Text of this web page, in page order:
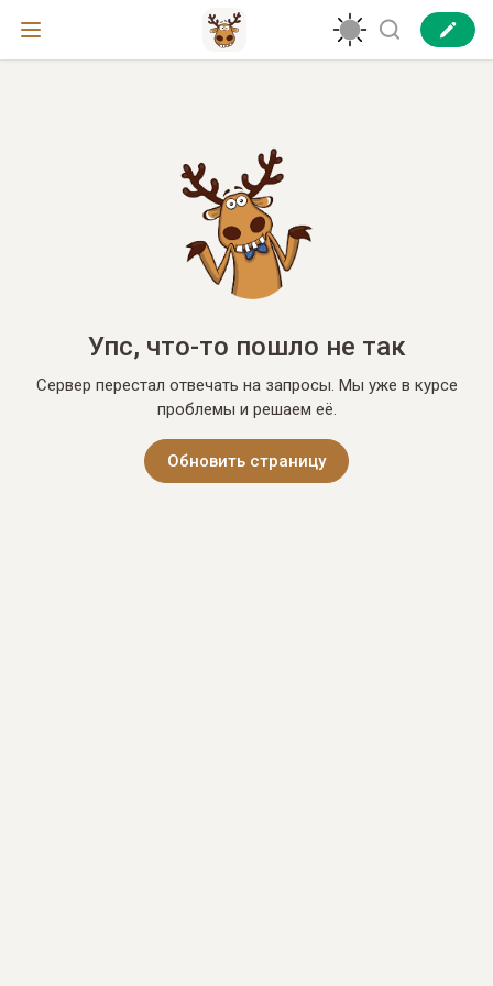
Упс, что-то пошло не так
Сервер перестал отвечать на запросы. Мы уже в курсе
проблемы и решаем её.
Обновить страницу